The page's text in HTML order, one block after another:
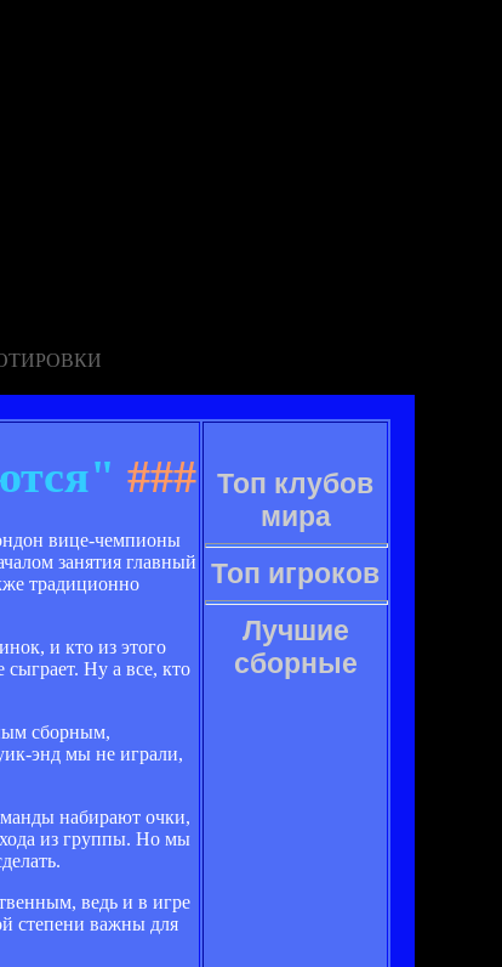
###
вице-чемпионы
занятия главный
традиционно
и кто из этого
Ну а все, кто
сборным,
энд мы не играли,
набирают очки,
из группы. Но мы
ведь и в игре
степени важны для
Топ клубов
мира
Топ игроков
Лучшие
сборные